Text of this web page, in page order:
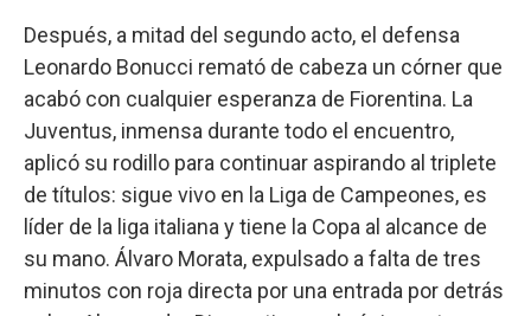
Después, a mitad del segundo acto, el defensa
Leonardo Bonucci remató de cabeza un córner que
acabó con cualquier esperanza de Fiorentina. La
Juventus, inmensa durante todo el encuentro,
aplicó su rodillo para continuar aspirando al triplete
de títulos: sigue vivo en la Liga de Campeones, es
líder de la liga italiana y tiene la Copa al alcance de
su mano. Álvaro Morata, expulsado a falta de tres
minutos con roja directa por una entrada por detrás